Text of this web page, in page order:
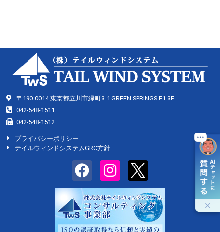
〒190-0014 東京都立川市緑町3-1 GREEN SPRINGS E1-3F
042-548-1511
042-548-1512
プライバシーポリシー
テイルウィンドシステムGRC方針